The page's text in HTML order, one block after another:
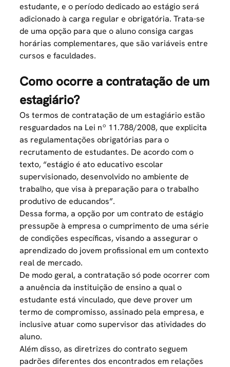
estudante, e o período dedicado ao estágio será
adicionado à carga regular e obrigatória. Trata-se
de uma opção para que o aluno consiga cargas
horárias complementares, que são variáveis entre
cursos e faculdades.
Como ocorre a contratação de um
estagiário?
Os termos de contratação de um estagiário estão
resguardados na Lei nº 11.788/2008, que explicita
as regulamentações obrigatórias para o
recrutamento de estudantes. De acordo com o
texto, “estágio é ato educativo escolar
supervisionado, desenvolvido no ambiente de
trabalho, que visa à preparação para o trabalho
produtivo de educandos”.
Dessa forma, a opção por um contrato de estágio
pressupõe à empresa o cumprimento de uma série
de condições específicas, visando a assegurar o
aprendizado do jovem profissional em um contexto
real de mercado.
De modo geral, a contratação só pode ocorrer com
a anuência da instituição de ensino a qual o
estudante está vinculado, que deve prover um
termo de compromisso, assinado pela empresa, e
inclusive atuar como supervisor das atividades do
aluno.
Além disso, as diretrizes do contrato seguem
padrões diferentes dos encontrados em relações